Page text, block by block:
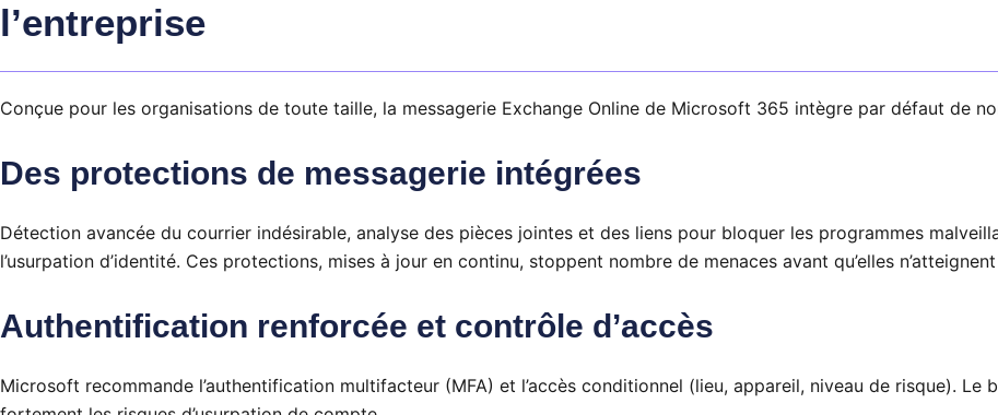
l’entreprise
Conçue pour les organisations de toute taille, la messagerie Exchange Online de Microsoft 365 intègre par défaut de
Des protections de messagerie intégrées
Détection avancée du courrier indésirable, analyse des pièces jointes et des liens pour bloquer les programmes
l’usurpation d’identité. Ces protections, mises à jour en continu, stoppent nombre de menaces avant qu’elles
Authentification renforcée et contrôle d’accès
Microsoft recommande l’authentification multifacteur (MFA) et l’accès conditionnel (lieu, appareil, niveau de risque). Le